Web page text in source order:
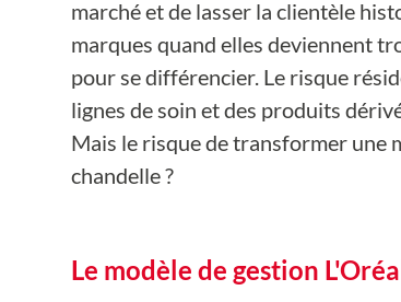
marché et de lasser la clientèle
marques quand elles deviennent
pour se différencier. Le risque
lignes de soin et des produits
Mais le risque de transformer une
chandelle ?
Le modèle de gestion